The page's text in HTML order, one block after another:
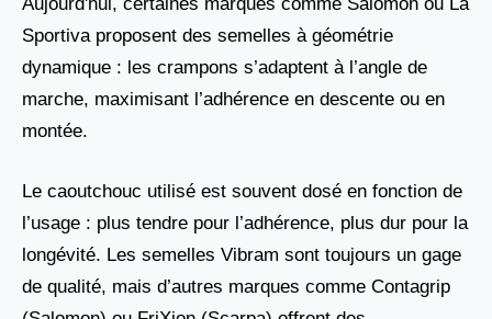
Sportiva proposent des semelles à géométrie
dynamique : les crampons s’adaptent à l’angle de
marche, maximisant l’adhérence en descente ou en
montée.
Le caoutchouc utilisé est souvent dosé en fonction de
l’usage : plus tendre pour l’adhérence, plus dur pour la
longévité. Les semelles Vibram sont toujours un gage
de qualité, mais d’autres marques comme Contagrip